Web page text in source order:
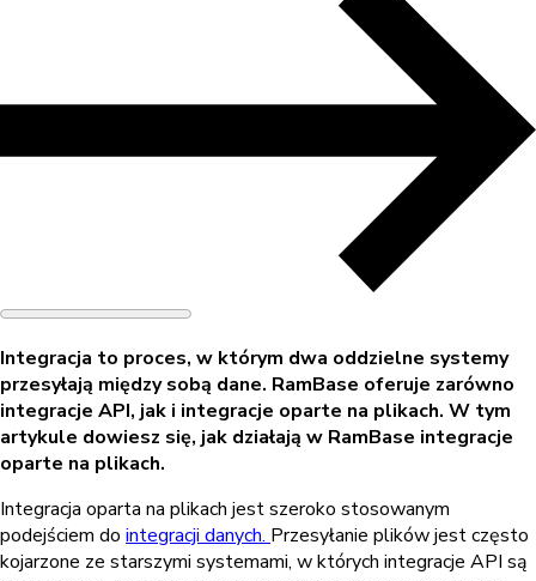
Integracja to proces, w którym dwa oddzielne systemy
przesyłają między sobą dane. RamBase oferuje zarówno
integracje API, jak i integracje oparte na plikach. W tym
artykule dowiesz się, jak działają w RamBase integracje
oparte na plikach.
Integracja oparta na plikach jest szeroko stosowanym
podejściem do integracji danych. Przesyłanie plików jest często
kojarzone ze starszymi systemami, w których integracje API są